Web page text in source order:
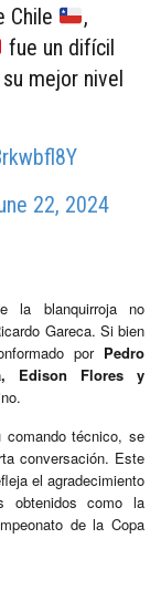
Chile
,
fue un difícil
mejor nivel
22, 2024
la blanquirroja no
Gareca. Si bien
por Pedro
Edison Flores y
técnico, se
conversación. Este
el agradecimiento
obtenidos como la
de la Copa